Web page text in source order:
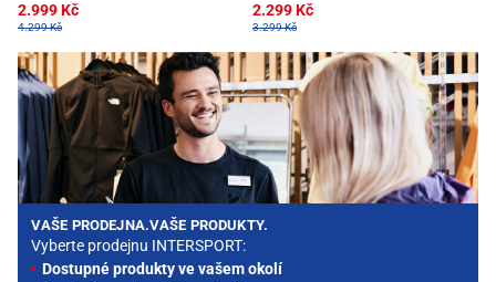
2.999 Kč
4.299 Kč
2.299 Kč
3.299 Kč
VAŠE PRODEJNA.VAŠE PRODUKTY.
Vyberte prodejnu INTERSPORT:
Dostupné produkty ve vašem okolí